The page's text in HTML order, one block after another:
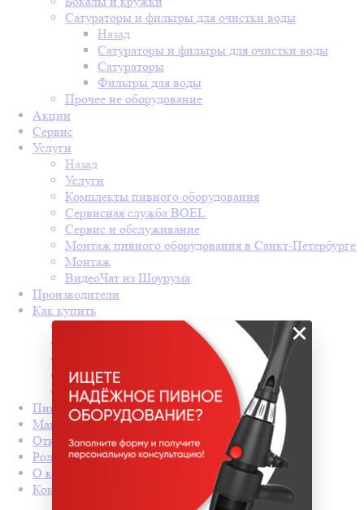
Сатураторы и фильтры для очистки воды
Назад
Сатураторы и фильтры для очистки воды
Сатураторы
Фильтры для воды
Прочее не оборудование
Акции
Сервис
Услуги
Назад
Услуги
Комплекты пивного оборудования
Сервисная служба BOEL
Сервис и обслуживание
Монтаж пивного оборудования в Санкт-Петербурге
Монтаж
ВидеоЧат из Шоурума
Производители
Как купить
Условия доставки
Гарантия на товар
Пивные колонны
Магазин разливного пива под ключ
Открытие бара с нуля
Ролл-бары
О компании
Контакты
×